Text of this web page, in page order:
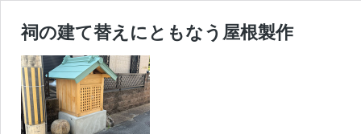
祠の建て替えにともなう屋根製作